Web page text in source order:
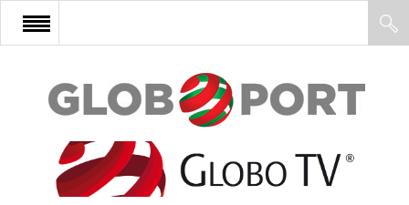
FŐOLDAL
AFRIKA